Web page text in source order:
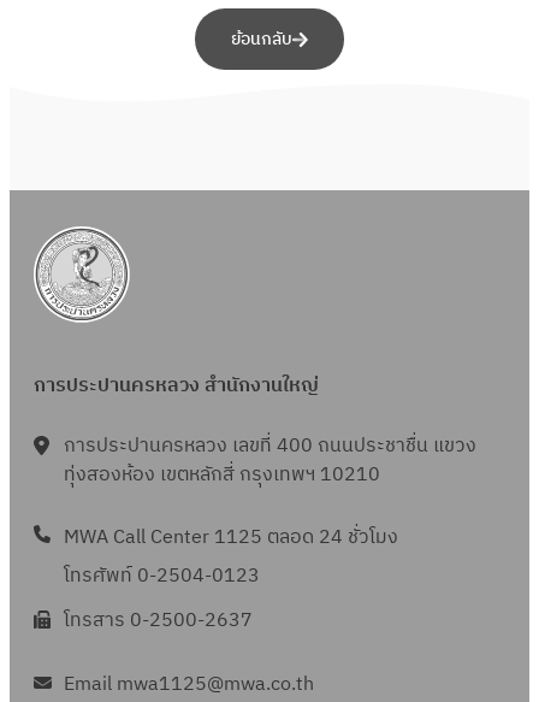
ย้อนกลับ
การประปานครหลวง สำนักงานใหญ่
การประปานครหลวง เลขที่ 400 ถนนประชาชื่น แขวง
ทุ่งสองห้อง เขตหลักสี่ กรุงเทพฯ 10210
MWA Call Center 1125 ตลอด 24 ชั่วโมง
โทรศัพท์ 0-2504-0123
โทรสาร 0-2500-2637
Email mwa1125@mwa.co.th